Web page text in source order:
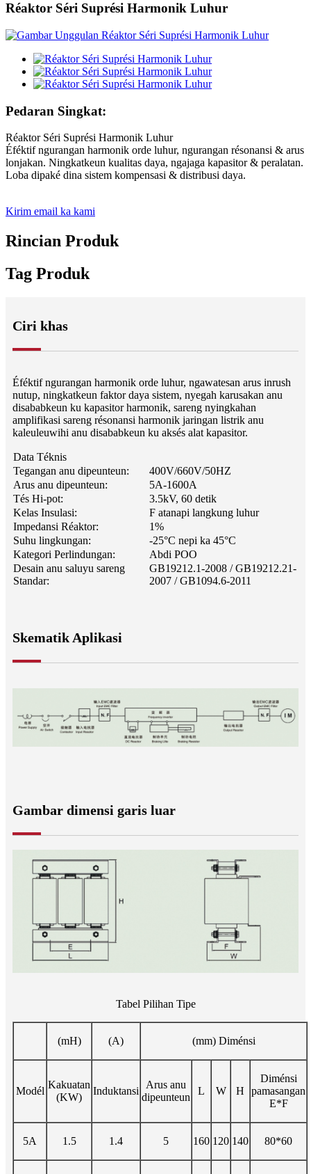
Réaktor Séri Suprési Harmonik Luhur
Pedaran Singkat:
Réaktor Séri Suprési Harmonik Luhur
Éféktif ngurangan harmonik orde luhur, ngurangan résonansi & arus
lonjakan. Ningkatkeun kualitas daya, ngajaga kapasitor & peralatan.
Loba dipaké dina sistem kompensasi & distribusi daya.
Kirim email ka kami
Rincian Produk
Tag Produk
Ciri khas
Éféktif ngurangan harmonik orde luhur, ngawatesan arus inrush
nutup, ningkatkeun faktor daya sistem, nyegah karusakan anu
disababkeun ku kapasitor harmonik, sareng nyingkahan
amplifikasi sareng résonansi harmonik jaringan listrik anu
kaleuleuwihi anu disababkeun ku aksés alat kapasitor.
Data Téknis
Tegangan anu dipeunteun:
400V/660V/50HZ
Arus anu dipeunteun:
5A-1600A
Tés Hi-pot:
3.5kV, 60 detik
Kelas Insulasi:
F atanapi langkung luhur
Impedansi Réaktor:
1%
Suhu lingkungan:
-25°C nepi ka 45°C
Kategori Perlindungan:
Abdi POO
Desain anu saluyu sareng
Standar:
GB19212.1-2008 / GB19212.21-
2007 / GB1094.6-2011
Skematik Aplikasi
Gambar dimensi garis luar
Tabel Pilihan Tipe
(mH) (A) (mm) Diménsi
Modél
Kakuatan
(KW)
Induktansi
Arus anu
dipeunteun
L W H
Diménsi
pamasangan
E*F
5A 1.5 1.4 5 160 120 140 80*60